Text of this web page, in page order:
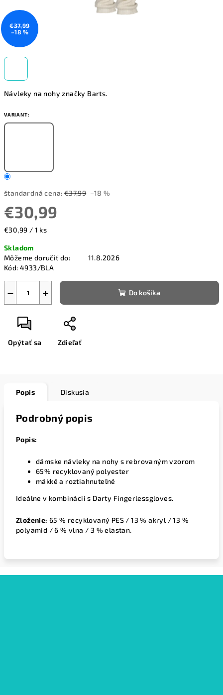
Návleky na nohy značky Barts.
VARIANT:
štandardná cena: €37,99 –18 %
€30,99
Jednotková
€30,99 / 1 ks
Skladom
Môžeme doručiť do:
11.8.2026
Kód: 4933/BLA
+
− Do košíka
Opýtať sa Zdieľať
€37,99
–18 %
Popis Diskusia
Podrobný popis
Popis:
dámske návleky na nohy s rebrovaným vzorom
65% recyklovaný polyester
mäkké a roztiahnuteľné
Ideálne v kombinácii s Darty Fingerlessgloves.
Zloženie: 65 % recyklovaný PES / 13 % akryl / 13 %
polyamid / 6 % vlna / 3 % elastan.